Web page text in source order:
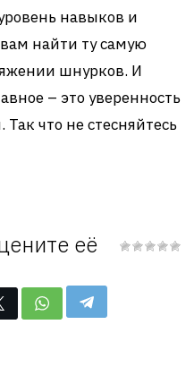
навыков и
найти ту самую
шнурков. И
– это уверенность
что не стесняйтесь
её